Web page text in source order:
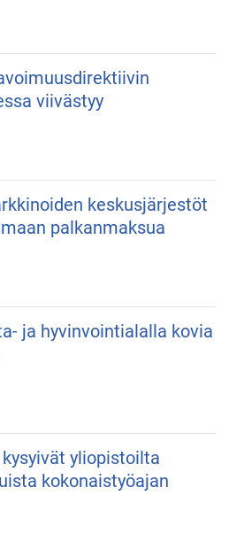
viivästyy
keskusjärjestöt
palkanmaksua
ja hyvinvointialalla kovia
yliopistoilta
kokonaistyöajan